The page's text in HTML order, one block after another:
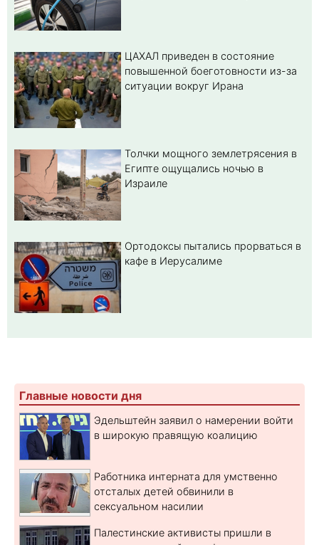
ЦАХАЛ приведен в состояние
повышенной боеготовности из-за
ситуации вокруг Ирана
Толчки мощного землетрясения в
Египте ощущались ночью в
Израиле
Ортодоксы пытались прорваться в
кафе в Иерусалиме
Главные новости дня
Эдельштейн заявил о намерении войти
в широкую правящую коалицию
Работника интерната для умственно
отсталых детей обвинили в
сексуальном насилии
Палестинские активисты пришли в